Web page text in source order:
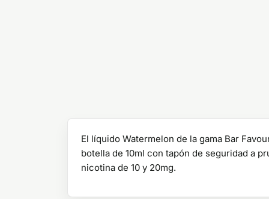
El líquido Watermelon de la gama Bar
botella de 10ml con tapón de seguridad a
nicotina de 10 y 20mg.